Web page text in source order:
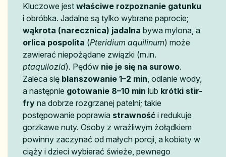
Kluczowe jest właściwe rozpoznanie gatunku
i obróbka. Jadalne są tylko wybrane paprocie;
wąkrota (narecznica) jadalna bywa mylona, a
orlica pospolita (Pteridium aquilinum) może
zawierać niepożądane związki (m.in.
ptaquilozid). Pędów nie je się na surowo.
Zaleca się blanszowanie 1–2 min , odlanie wody,
a następnie gotowanie 8–10 min lub krótki stir-
fry na dobrze rozgrzanej patelni; takie
postępowanie poprawia strawność i redukuje
gorzkawe nuty. Osoby z wrażliwym żołądkiem
powinny zaczynać od małych porcji, a kobiety w
ciąży i dzieci wybierać świeże, pewnego